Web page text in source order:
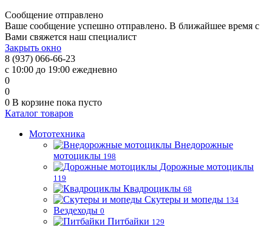
Сообщение отправлено
Ваше сообщение успешно отправлено. В ближайшее время с
Вами свяжется наш специалист
Закрыть окно
8 (937) 066-66-23
с 10:00 до 19:00 ежедневно
0
0
0 В корзине пока пусто
Каталог товаров
Мототехника
Внедорожные
мотоциклы 198
Дорожные мотоциклы
119
Квадроциклы 68
Скутеры и мопеды 134
Вездеходы 0
Питбайки 129